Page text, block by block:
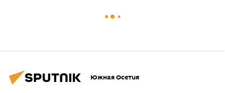
Южная Осетия